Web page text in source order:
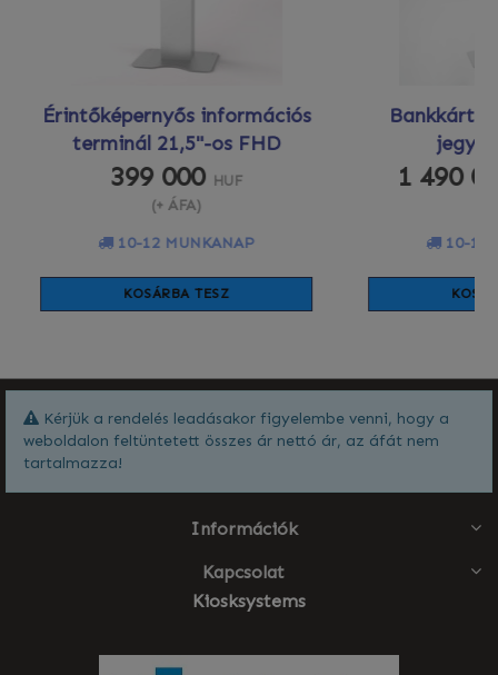
Érintőképernyős információs
terminál 21,5"-os FHD
399 000 HUF
(+ ÁFA)
10-12 MUNKANAP
KOSÁRBA TESZ
1 490
10-12
Kérjük a rendelés leadásakor figyelembe venni, hogy a
weboldalon feltüntetett összes ár nettó ár, az áfát nem
tartalmazza!
Információk
Kapcsolat
Kiosksystems